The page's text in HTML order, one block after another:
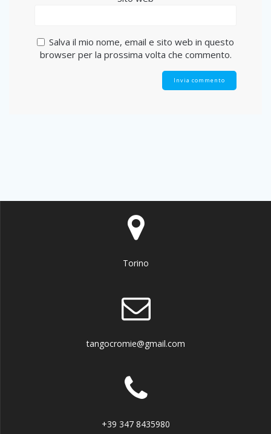
Salva il mio nome, email e sito web in questo
browser per la prossima volta che commento.
Torino
tangocromie@gmail.com
+39 347 8435980